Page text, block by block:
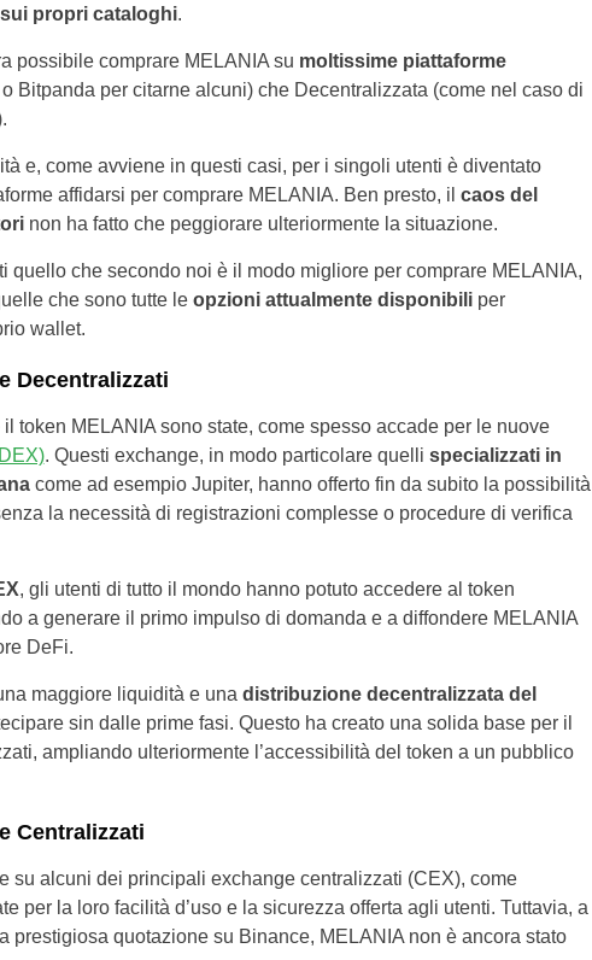
propri cataloghi.
possibile comprare MELANIA su moltissime piattaforme
Bitpanda per citarne alcuni) che Decentralizzata (come nel caso di
e, come avviene in questi casi, per i singoli utenti è diventato
affidarsi per comprare MELANIA. Ben presto, il caos del
non ha fatto che peggiorare ulteriormente la situazione.
quello che secondo noi è il modo migliore per comprare MELANIA,
che sono tutte le opzioni attualmente disponibiliper
wallet.
Decentralizzati
token MELANIA sono state, come spesso accade per le nuove
. Questi exchange, in modo particolare quelli specializzati in
come ad esempio Jupiter, hanno offerto fin da subito la possibilità
la necessità di registrazioni complesse o procedure di verifica
, gli utenti di tutto il mondo hanno potuto accedere al token
a generare il primo impulso di domanda e a diffondere MELANIA
DeFi.
maggiore liquidità e una distribuzione decentralizzata del
sin dalle prime fasi. Questo ha creato una solida base per il
ampliando ulteriormente l’accessibilità del token a un pubblico
Centralizzati
su alcuni dei principali exchange centralizzati (CEX), come
per la loro facilità d’uso e la sicurezza offerta agli utenti. Tuttavia, a
prestigiosa quotazione su Binance, MELANIA non è ancora stato